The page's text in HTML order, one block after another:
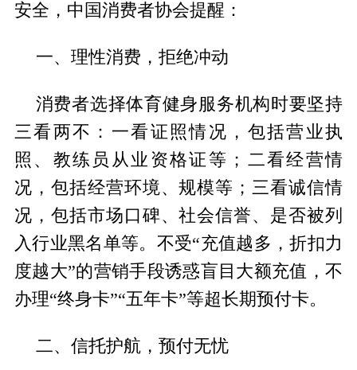
安全，中国消费者协会提醒：
一、理性消费，拒绝冲动
消费者选择体育健身服务机构时要坚持
三看两不：一看证照情况，包括营业执
照、教练员从业资格证等；二看经营情
况，包括经营环境、规模等；三看诚信情
况，包括市场口碑、社会信誉、是否被列
入行业黑名单等。不受“充值越多，折扣力
度越大”的营销手段诱惑盲目大额充值，不
办理“终身卡”“五年卡”等超长期预付卡。
二、信托护航，预付无忧